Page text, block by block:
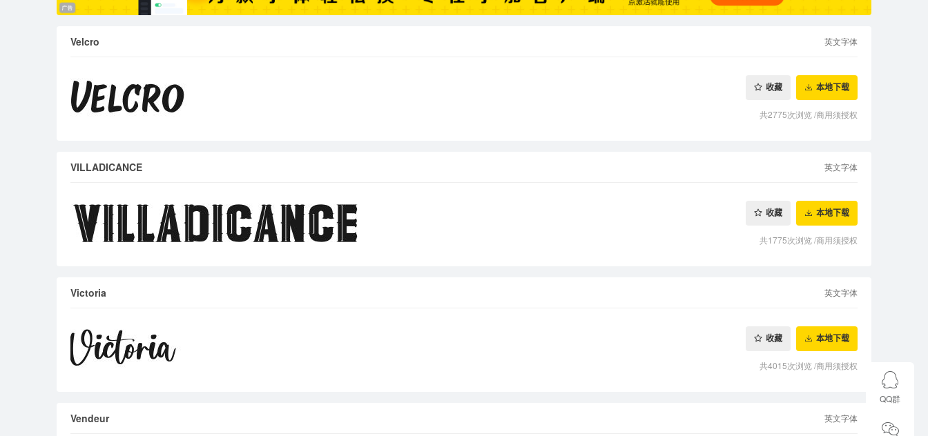
Velcro 英文字体
收藏 本地下载
共2775次浏览/商用须授权
VILLADICANCE 英文字体
收藏 本地下载
共1775次浏览/商用须授权
Victoria 英文字体
收藏 本地下载
共4015次浏览/商用须授权
Vendeur 英文字体
QQ群